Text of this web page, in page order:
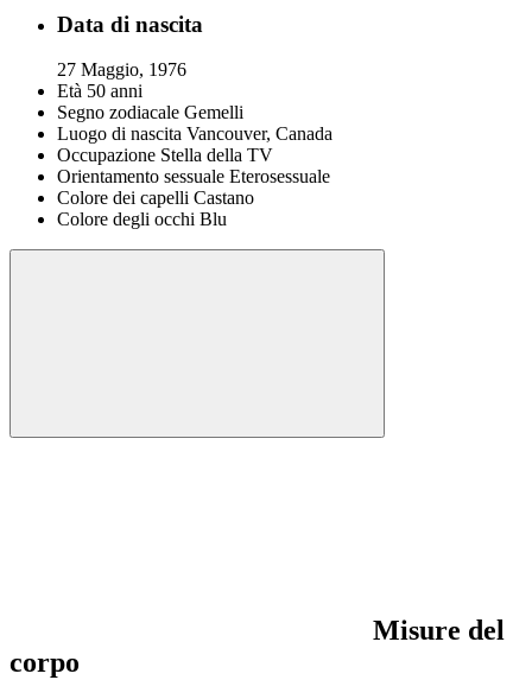
Data di nascita
27 Maggio, 1976
Età 50 anni
Segno zodiacale Gemelli
Luogo di nascita Vancouver, Canada
Occupazione Stella della TV
Orientamento sessuale Eterosessuale
Colore dei capelli Castano
Colore degli occhi Blu
Misure del
corpo